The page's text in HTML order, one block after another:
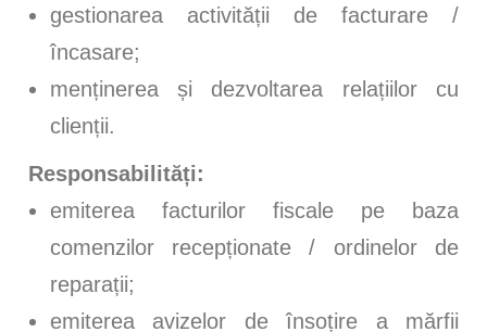
gestionarea activității de facturare /
încasare;
menținerea și dezvoltarea relațiilor cu
clienții.
Responsabilități:
emiterea facturilor fiscale pe baza
comenzilor recepționate / ordinelor de
reparații;
emiterea avizelor de însoțire a mărfii